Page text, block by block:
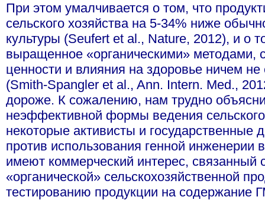
При этом умалчивается о том, что
сельского хозяйства на 5-34% ниже
культуры (Seufert et al., Nature, 2012), и о
выращенное «органическими» методами,
ценности и влияния на здоровье ничем
(Smith-Spangler et al., Ann. Intern. Med.,
дороже. К сожалению, нам трудно
неэффективной формы ведения
некоторые активисты и государственные
против использования генной инженерии
имеют коммерческий интерес, связанный
«органической» сельскохозяйственной
тестированию продукции на содержание